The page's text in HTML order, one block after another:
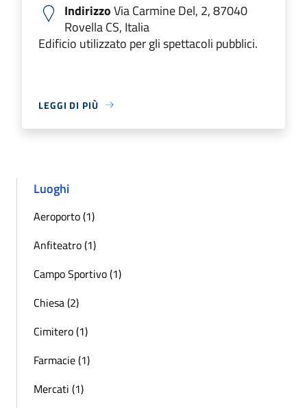
IndirizzoVia Carmine Del, 2, 87040
Rovella CS, Italia
Edificio utilizzato per gli spettacoli pubblici.
LEGGI DI PIÙ
Luoghi
Aeroporto (1)
Anfiteatro (1)
Campo Sportivo (1)
Chiesa (2)
Cimitero (1)
Farmacie (1)
Mercati (1)